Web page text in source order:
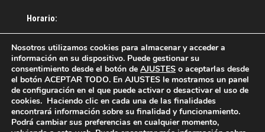
Horario:
De lunes a Jueves: De 9:30 a 13:00 – De 16:30 a 18:30 h.
Viernes: De 9:00 a 14:00 h.
Nosotros utilizamos cookies para almacenar y acceder a
información en su dispositivo. Puede gestionar su
consentimiento desde el botón de AJUSTES o aceptarlas desde
el botón ACEPTAR TODO. En AJUSTES le mostramos un panel
de configuración en el que puede activar o desactivar el uso de
cookies. Haciendo clic en cada una de las finalidades
encontrará información sobre su finalidad y funcionamiento.
Podrá cambiar sus preferencias en cualquier momento,